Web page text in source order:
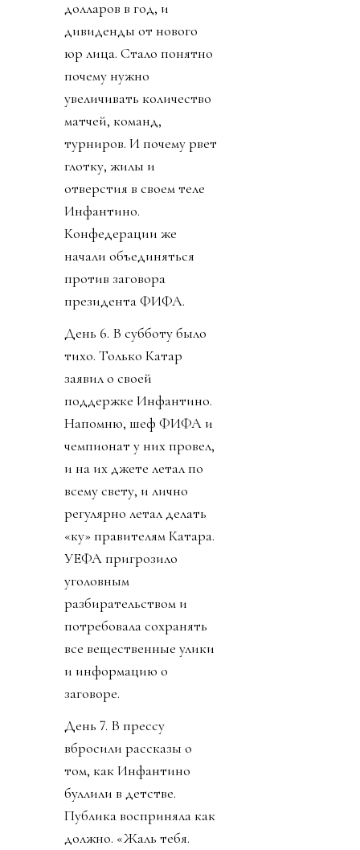
долларов в год, и
дивиденды от нового
юр лица. Стало понятно
почему нужно
увеличивать количество
матчей, команд,
турниров. И почему рвет
глотку, жилы и
отверстия в своем теле
Инфантино.
Конфедерации же
начали объединяться
против заговора
президента ФИФА.
День 6. В субботу было
тихо. Только Катар
заявил о своей
поддержке Инфантино.
Напомню, шеф ФИФА и
чемпионат у них провел,
и на их джете летал по
всему свету, и лично
регулярно летал делать
«ку» правителям Катара.
УЕФА пригрозило
уголовным
разбирательством и
потребовала сохранять
все вещественные улики
и информацию о
заговоре.
День 7. В прессу
вбросили рассказы о
том, как Инфантино
буллили в детстве.
Публика восприняла как
должно. «Жаль тебя.